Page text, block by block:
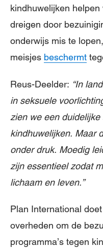
kindhuwelijken
dreigen door
onderwijs mis te
meisjes beschermt
Reus-Deelder: “In
in seksuele
zien we een
kindhuwelijken. Maar
onder druk. Moedig
zijn essentieel zodat
lichaam en leven.”
Plan International
overheden om de
programma’s tegen